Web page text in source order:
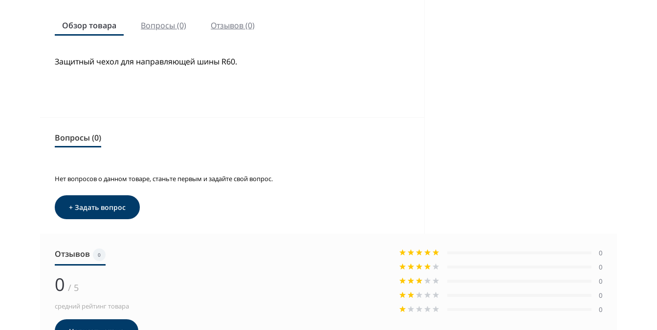
Обзор товара Вопросы (0) Отзывов (0)
Защитный чехол для направляющей шины R60.
Вопросы (0)
Нет вопросов о данном товаре, станьте первым и задайте свой вопрос.
+ Задать вопрос
Отзывов 0
0 / 5
средний рейтинг товара
0
0
0
0
0